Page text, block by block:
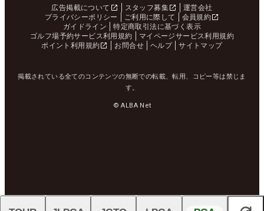
広告掲載について スタッフ募集
運営会社
プライバシーポリシー
ご利用に際して
会員規約
ガイドライン
特定商取引法に基づく表示
ゴルフ場予約サービス利用規約
マイページサービス利用規約
ポイント利用規約
お問合せ ヘルプ サイトマップ
掲載されている全てのコンテンツの無断での転載、転用、コピー等は禁じま
す。
© ALBA Net